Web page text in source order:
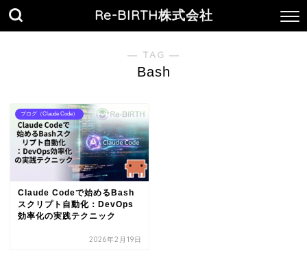
Re-BIRTH株式会社
― TAG ―
Bash
ブログ（Claude Code）
Claude Codeで始めるBash
スクリプト自動化：DevOps
効率化の実践テクニック
2026年2月19日